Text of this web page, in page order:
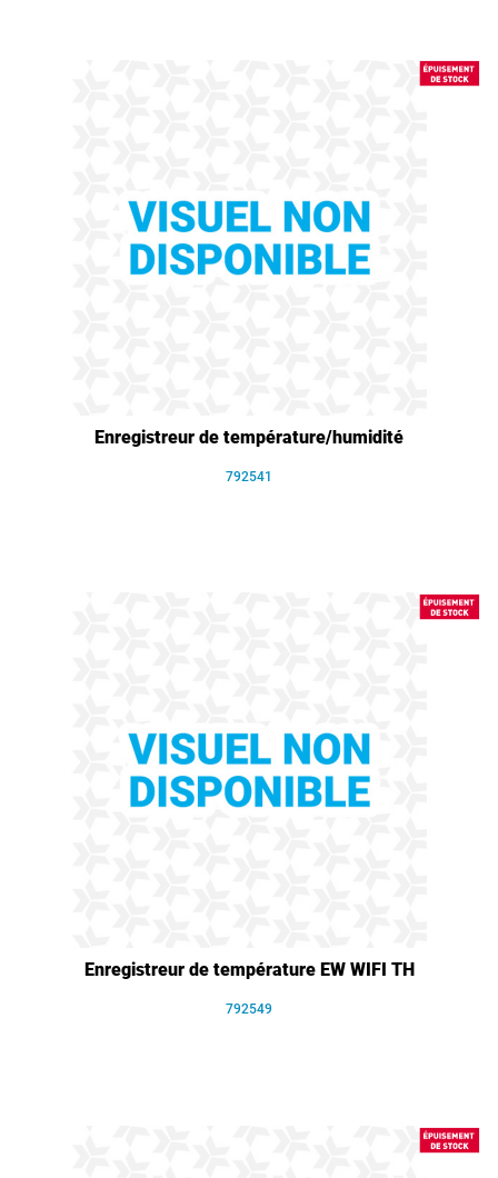
Enregistreur de température/humidité
792541
Enregistreur de température EW WIFI TH
792549